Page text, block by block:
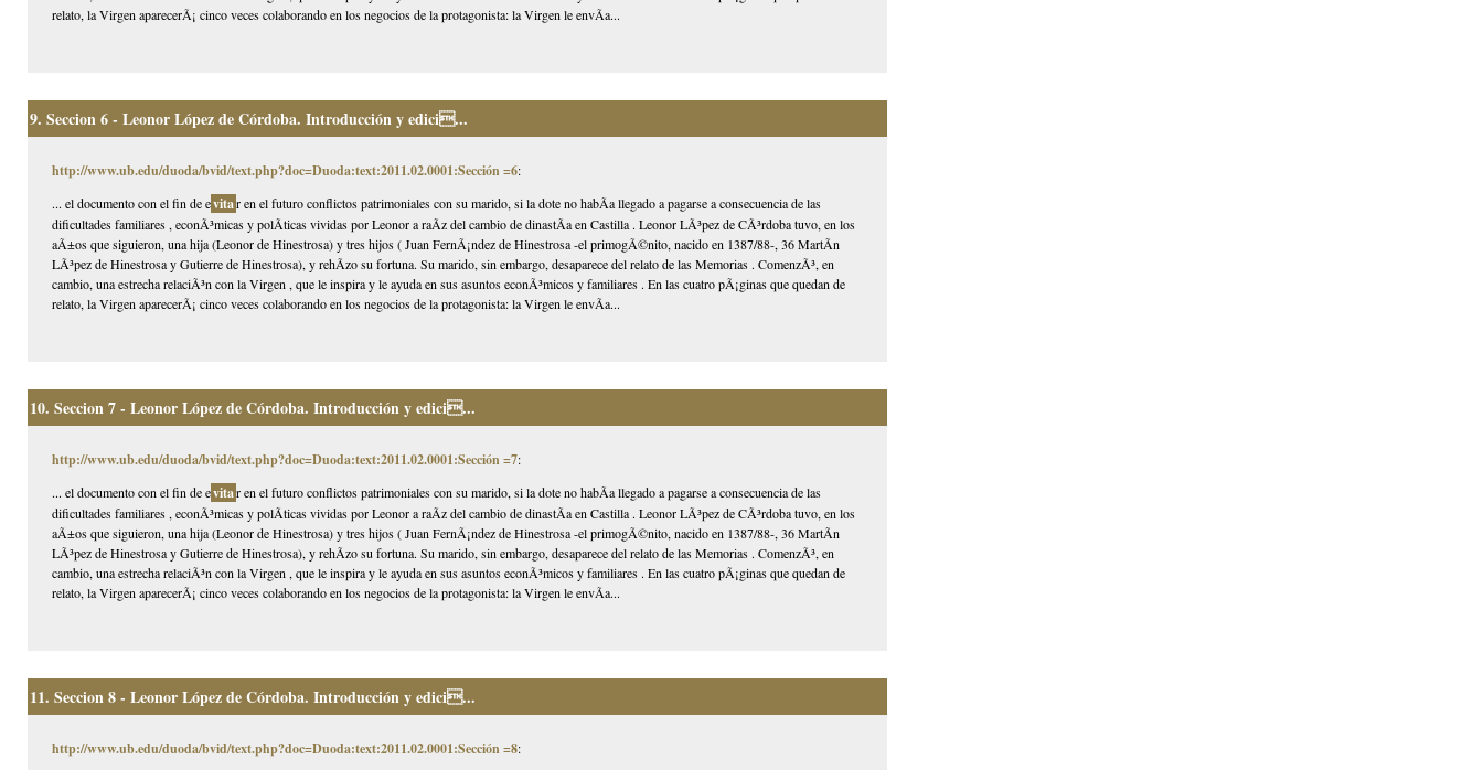
relato, la Virgen aparecerÃ¡ cinco veces colaborando en los negocios de la protagonista: la Virgen le envÃ­a...
9. Seccion 6 - Leonor López de Córdoba. Introducción y edici...
http://www.ub.edu/duoda/bvid/text.php?doc=Duoda:text:2011.02.0001:Sección =6:
... el documento con el fin de evitar en el futuro conflictos patrimoniales con su marido, si la dote no habÃ­a llegado a pagarse a consecuencia de las
dificultades familiares , econÃ³micas y polÃ­ticas vividas por Leonor a raÃ­z del cambio de dinastÃ­a en Castilla . Leonor LÃ³pez de CÃ³rdoba tuvo, en los
aÃ±os que siguieron, una hija (Leonor de Hinestrosa) y tres hijos ( Juan FernÃ¡ndez de Hinestrosa -el primogÃ©nito, nacido en 1387/88-, 36 MartÃ­n
LÃ³pez de Hinestrosa y Gutierre de Hinestrosa), y rehÃ­zo su fortuna. Su marido, sin embargo, desaparece del relato de las Memorias . ComenzÃ³, en
cambio, una estrecha relaciÃ³n con la Virgen , que le inspira y le ayuda en sus asuntos econÃ³micos y familiares . En las cuatro pÃ¡ginas que quedan de
relato, la Virgen aparecerÃ¡ cinco veces colaborando en los negocios de la protagonista: la Virgen le envÃ­a...
10. Seccion 7 - Leonor López de Córdoba. Introducción y edici...
http://www.ub.edu/duoda/bvid/text.php?doc=Duoda:text:2011.02.0001:Sección =7:
... el documento con el fin de evitar en el futuro conflictos patrimoniales con su marido, si la dote no habÃ­a llegado a pagarse a consecuencia de las
dificultades familiares , econÃ³micas y polÃ­ticas vividas por Leonor a raÃ­z del cambio de dinastÃ­a en Castilla . Leonor LÃ³pez de CÃ³rdoba tuvo, en los
aÃ±os que siguieron, una hija (Leonor de Hinestrosa) y tres hijos ( Juan FernÃ¡ndez de Hinestrosa -el primogÃ©nito, nacido en 1387/88-, 36 MartÃ­n
LÃ³pez de Hinestrosa y Gutierre de Hinestrosa), y rehÃ­zo su fortuna. Su marido, sin embargo, desaparece del relato de las Memorias . ComenzÃ³, en
cambio, una estrecha relaciÃ³n con la Virgen , que le inspira y le ayuda en sus asuntos econÃ³micos y familiares . En las cuatro pÃ¡ginas que quedan de
relato, la Virgen aparecerÃ¡ cinco veces colaborando en los negocios de la protagonista: la Virgen le envÃ­a...
11. Seccion 8 - Leonor López de Córdoba. Introducción y edici...
http://www.ub.edu/duoda/bvid/text.php?doc=Duoda:text:2011.02.0001:Sección =8: